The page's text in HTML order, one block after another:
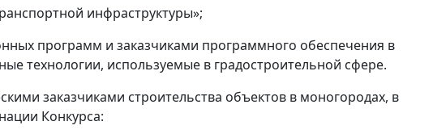
инфраструктуры»;
программ и заказчиками программного обеспечения в
технологии, используемые в градостроительной сфере.
заказчиками строительства объектов в моногородах, в
Конкурса: